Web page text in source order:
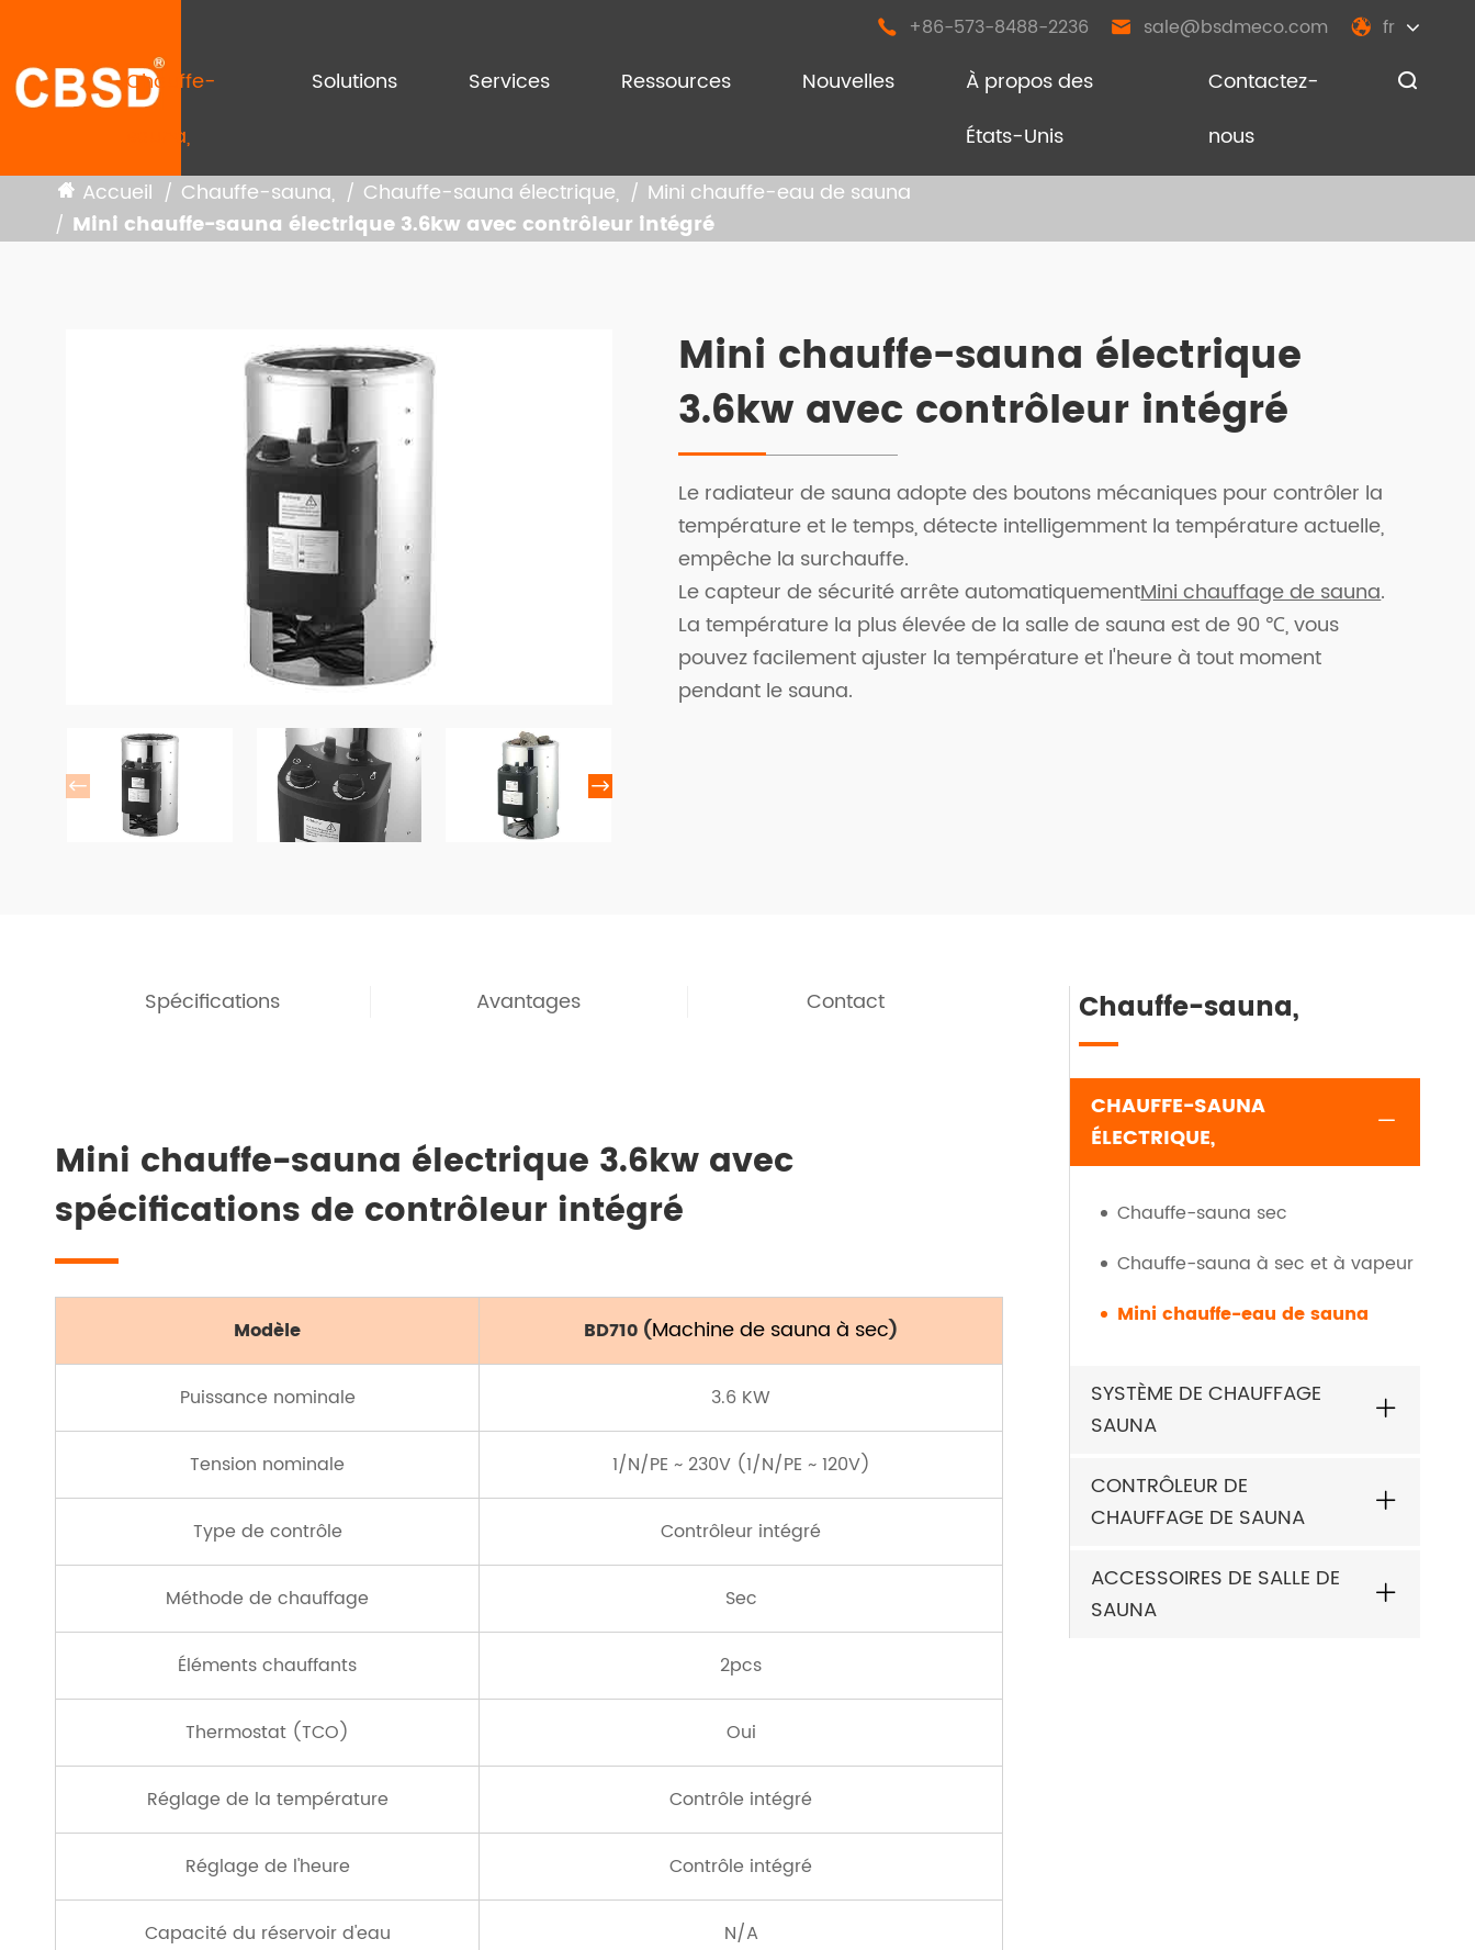
 +86-573-8488-2236  sale@bsdmeco.com  fr
Chauffe-
sauna,
SYSTÈME DE CHAUFFAGE SAUNA
CONTRÔLEUR DE CHAUFFAGE DE
ACCESSOIRES DE SALLE DE SAUNA
Chauffe-sauna à sec et à vapeur
Mini chauffe-eau de sauna
Solutions Services Ressources Nouvelles
À propos des
États-Unis
Contactez-
nous

Accueil Chauffe-sauna, Chauffe-sauna électrique,
Mini chauffe-eau de sauna
Mini chauffe-sauna électrique 3.6kw avec contrôleur intégré
 
Mini chauffe-sauna électrique
3.6kw avec contrôleur intégré
Le radiateur de sauna adopte des boutons mécaniques pour contrôler la
température et le temps, détecte intelligemment la température actuelle,
empêche la surchauffe.
Le capteur de sécurité arrête automatiquementMini chauffage de sauna.
La température la plus élevée de la salle de sauna est de 90 ℃, vous
pouvez facilement ajuster la température et l'heure à tout moment
pendant le sauna.
Spécifications Avantages Contact
Mini chauffe-sauna électrique 3.6kw avec
spécifications de contrôleur intégré
Modèle BD710 (Machine de sauna à sec)
Puissance nominale 3.6 KW
Tension nominale 1/N/PE ~ 230V (1/N/PE ~ 120V)
Type de contrôle Contrôleur intégré
Méthode de chauffage Sec
Éléments chauffants 2pcs
Thermostat (TCO) Oui
Réglage de la température Contrôle intégré
Réglage de l'heure Contrôle intégré
Capacité du réservoir d'eau N/A
Chauffe-sauna,
CHAUFFE-SAUNA
ÉLECTRIQUE,
Chauffe-sauna sec
Chauffe-sauna à sec et à vapeur
Mini chauffe-eau de sauna
SYSTÈME DE CHAUFFAGE
SAUNA
CONTRÔLEUR DE
CHAUFFAGE DE SAUNA
ACCESSOIRES DE SALLE DE
SAUNA